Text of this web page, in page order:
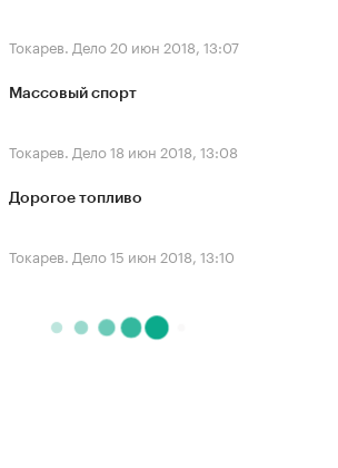
Токарев. Дело 20 июн 2018, 13:07
Массовый спорт
Токарев. Дело18 июн 2018, 13:08
Дорогое топливо
Токарев. Дело15 июн 2018, 13:10